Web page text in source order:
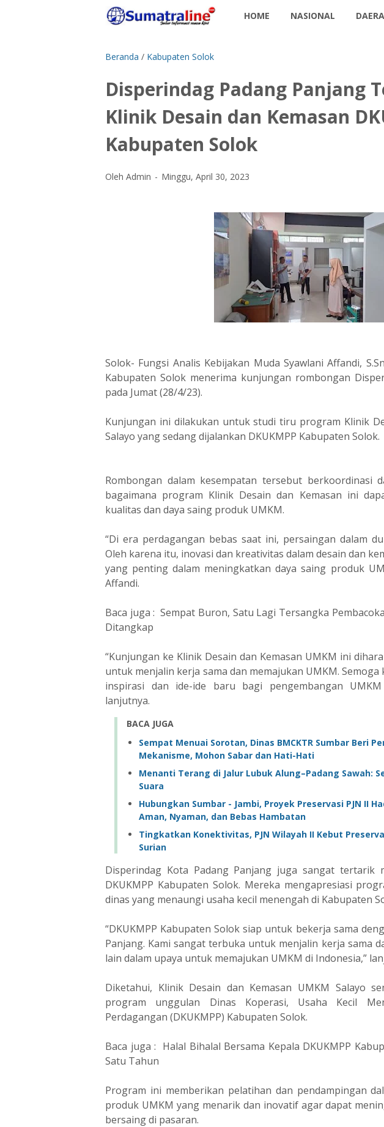
HOME NASIONAL
Beranda / Kabupaten Solok
Disperindag Padang Panjang
Klinik Desain dan Kemasan
Kabupaten Solok
Oleh Admin Minggu, April 30, 2023
Solok- Fungsi Analis Kebijakan Muda Syawlani Affandi,
Kabupaten Solok menerima kunjungan rombongan
pada Jumat (28/4/23).
Kunjungan ini dilakukan untuk studi tiru program Klinik
Salayo yang sedang dijalankan DKUKMPP Kabupaten Solok.
Rombongan dalam kesempatan tersebut berkoordinasi
bagaimana program Klinik Desain dan Kemasan ini
kualitas dan daya saing produk UMKM.
“Di era perdagangan bebas saat ini, persaingan dalam
Oleh karena itu, inovasi dan kreativitas dalam desain dan
yang penting dalam meningkatkan daya saing produk
Affandi.
Baca juga : Sempat Buron, Satu Lagi Tersangka
Ditangkap
“Kunjungan ke Klinik Desain dan Kemasan UMKM ini
untuk menjalin kerja sama dan memajukan UMKM.
inspirasi dan ide-ide baru bagi pengembangan
lanjutnya.
BACA JUGA
Sempat Menuai Sorotan, Dinas BMCKTR Sumbar Beri
Mekanisme, Mohon Sabar dan Hati-Hati
Menanti Terang di Jalur Lubuk Alung–Padang Sawah:
Suara ‎
Hubungkan Sumbar - Jambi, Proyek Preservasi PJN II
Aman, Nyaman, dan Bebas Hambatan
Tingkatkan Konektivitas, PJN Wilayah II Kebut
Surian
Disperindag Kota Padang Panjang juga sangat tertarik
DKUKMPP Kabupaten Solok. Mereka mengapresiasi
dinas yang menaungi usaha kecil menengah di Kabupaten
“DKUKMPP Kabupaten Solok siap untuk bekerja sama
Panjang. Kami sangat terbuka untuk menjalin kerja sama
lain dalam upaya untuk memajukan UMKM di Indonesia,”
Diketahui, Klinik Desain dan Kemasan UMKM Salayo
program unggulan Dinas Koperasi, Usaha Kecil
Perdagangan (DKUKMPP) Kabupaten Solok.
Baca juga : Halal Bihalal Bersama Kepala DKUKMPP
Satu Tahun
Program ini memberikan pelatihan dan pendampingan
produk UMKM yang menarik dan inovatif agar dapat
bersaing di pasaran.